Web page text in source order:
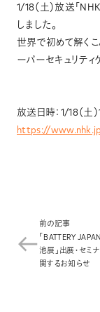
ウォークスルー型
鉄筋破断・腐食非
Careers
1/18（土）放送「
しました。
世界で初めて解く
ーパーセキュリティ
放送日時：1/18（土
https://
前の記事
「BATTERY JAPAN 二次電
池展」出展・セミ
関するお知らせ